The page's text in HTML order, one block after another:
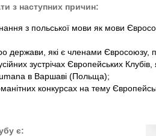
з наступних причин:
з польської мови як мови
які є членами Євросоюзу,
зустрічах Європейських
в Варшаві (Польща);
конкурсах на тему
є: